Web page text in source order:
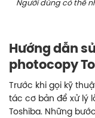
Người dùng có thể
Hướng dẫn
photocopy
Trước khi gọi kỹ
tác cơ bản để xử lý
Toshiba. Những